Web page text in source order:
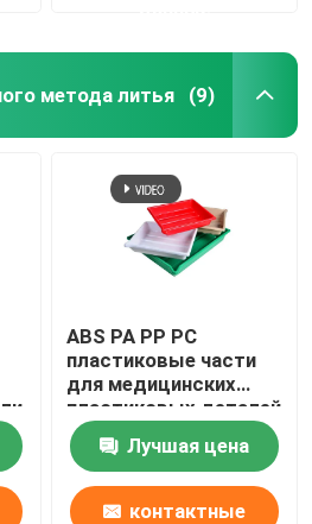
метода литья (9)
ABS PA PP PC
пластиковые части
для медицинских
пластиковых деталей
Лучшая цена
контактные